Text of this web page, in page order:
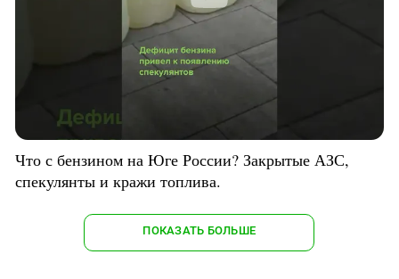
Что с бензином на Юге России? Закрытые АЗС,
спекулянты и кражи топлива.
ПОКАЗАТЬ БОЛЬШЕ